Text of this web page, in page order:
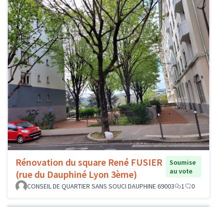
Rénovation du square René FUSIER
(rue du Dauphiné Lyon 3ème)
Soumise
au vote
CONSEIL DE QUARTIER SANS SOUCI DAUPHINE 69003
1 0